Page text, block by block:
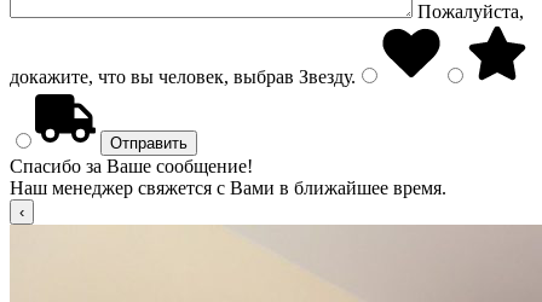
Пожалуйста,
докажите, что вы человек, выбрав Звезду.
Спасибо за Ваше сообщение!
Наш менеджер свяжется с Вами в ближайшее время.